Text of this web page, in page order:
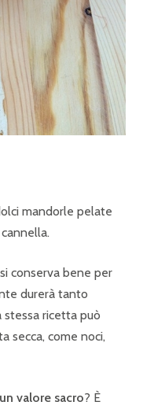
mandorle pelate
conserva bene per
durerà tanto
stessa ricetta può
secca, come noci,
valore sacro? È